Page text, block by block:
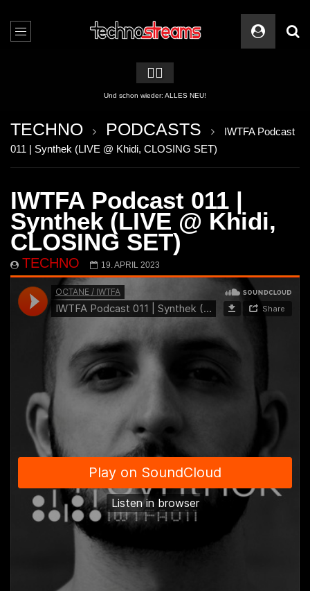
🏳️‍🌈
2 APPs für Techno Streams
TECHNO PODCASTS
IWTFA Podcast
011 | Synthek (LIVE @ Khidi, CLOSING SET)
IWTFA Podcast 011 |
Synthek (LIVE @ Khidi,
CLOSING SET)
TECHNO 19. APRIL 2023